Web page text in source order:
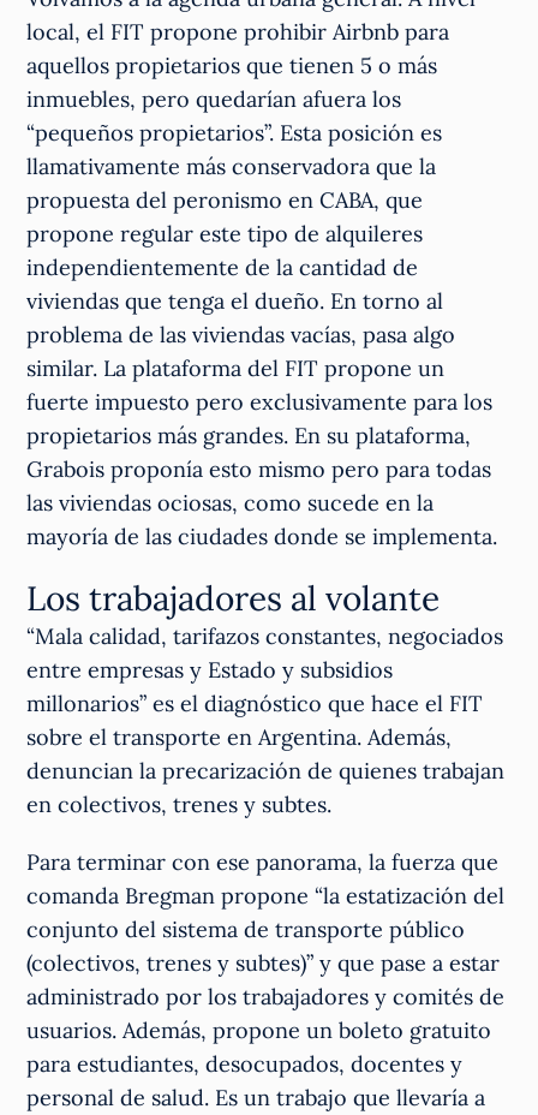
local, el FIT propone prohibir Airbnb para
aquellos propietarios que tienen 5 o más
inmuebles, pero quedarían afuera los
“pequeños propietarios”. Esta posición es
llamativamente más conservadora que la
propuesta del peronismo en CABA, que
propone regular este tipo de alquileres
independientemente de la cantidad de
viviendas que tenga el dueño. En torno al
problema de las viviendas vacías, pasa algo
similar. La plataforma del FIT propone un
fuerte impuesto pero exclusivamente para los
propietarios más grandes. En su plataforma,
Grabois proponía esto mismo pero para todas
las viviendas ociosas, como sucede en la
mayoría de las ciudades donde se implementa.
Los trabajadores al volante
“Mala calidad, tarifazos constantes, negociados
entre empresas y Estado y subsidios
millonarios” es el diagnóstico que hace el FIT
sobre el transporte en Argentina. Además,
denuncian la precarización de quienes trabajan
en colectivos, trenes y subtes.
Para terminar con ese panorama, la fuerza que
comanda Bregman propone “la estatización del
conjunto del sistema de transporte público
(colectivos, trenes y subtes)” y que pase a estar
administrado por los trabajadores y comités de
usuarios. Además, propone un boleto gratuito
para estudiantes, desocupados, docentes y
personal de salud. Es un trabajo que llevaría a